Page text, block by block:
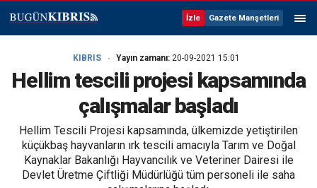
İzle Gazete Manşetleri
KIBRIS Yayın zamanı: 20-09-2021 15:01
Hellim tescili projesi kapsamında
çalışmalar başladı
Hellim Tescili Projesi kapsamında, ülkemizde yetiştirilen
küçükbaş hayvanların ırk tescili amacıyla Tarım ve Doğal
Kaynaklar Bakanlığı Hayvancılık ve Veteriner Dairesi ile
Devlet Üretme Çiftliği Müdürlüğü tüm personeli ile saha